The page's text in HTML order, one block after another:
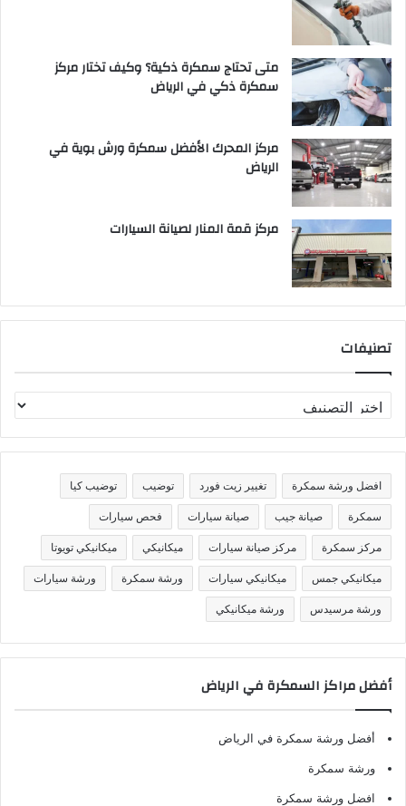
متى تحتاج سمكرة ذكية؟ وكيف تختار مركز
سمكرة ذكي في الرياض
مركز المحرك الأفضل سمكرة ورش بوية في
الرياض
مركز قمة المنار لصيانة السيارات
تصنيفات
ص
ن
ف
ا
افضل ورشة سمكرة تغيير زيت فورد توضيب توضيب كيا
سمكرة صيانة جيب صيانة سيارات فحص سيارات
مركز سمكرة مركز صيانة سيارات ميكانيكي ميكانيكي تويوتا
ميكانيكي جمس ميكانيكي سيارات ورشة سمكرة ورشة سيارات
ورشة مرسيدس ورشة ميكانيكي
أفضل مراكز السمكرة في الرياض
أفضل ورشة سمكرة في الرياض
ورشة سمكرة
افضل ورشة سمكرة